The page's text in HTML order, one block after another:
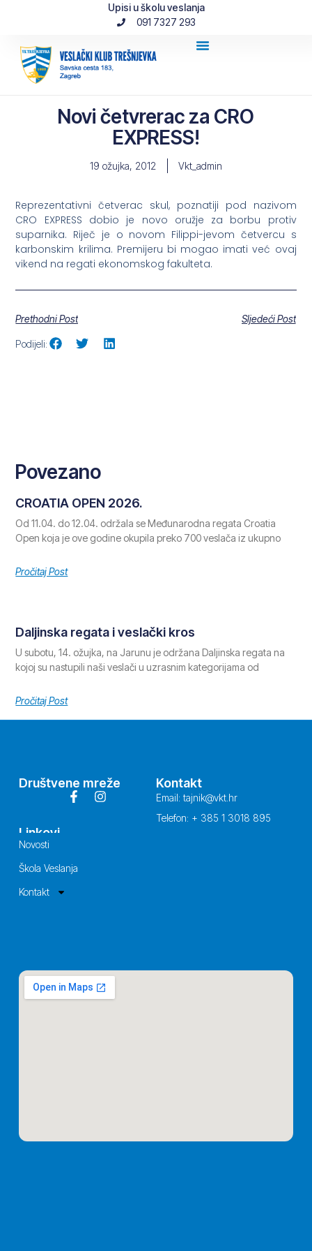
Upisi u školu veslanja
091 7327 293
Novi četvrerac za CRO
EXPRESS!
19 ožujka, 2012 Vkt_admin
Reprezentativni četverac skul, poznatiji pod nazivom
CRO EXPRESS dobio je novo oružje za borbu protiv
suparnika. Riječ je o novom Filippi-jevom četvercu s
karbonskim krilima. Premijeru bi mogao imati već ovaj
vikend na regati ekonomskog fakulteta.
Prethodni Post Sljedeći Post
Podijeli:
Povezano
CROATIA OPEN 2026.
Od 11.04. do 12.04. održala se Međunarodna regata Croatia
Open koja je ove godine okupila preko 700 veslača iz ukupno
Pročitaj Post
Daljinska regata i veslački kros
U subotu, 14. ožujka, na Jarunu je održana Daljinska regata na
kojoj su nastupili naši veslači u uzrasnim kategorijama od
Pročitaj Post
Društvene mreže Kontakt
Email: tajnik@vkt.hr
Telefon: + 385 1 3018 895
Linkovi
Novosti
Škola Veslanja
Kontakt